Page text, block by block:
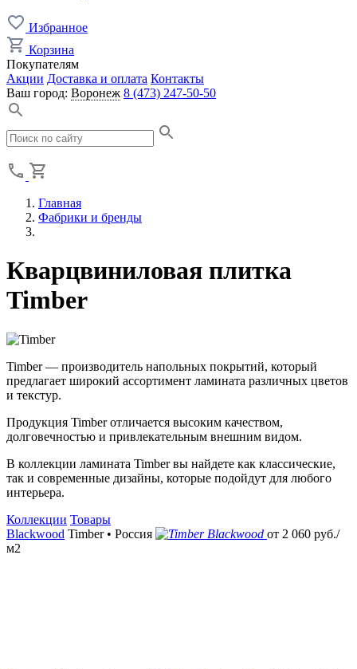
Избранное
Корзина
Покупателям
Акции Доставка и оплата Контакты
Ваш город: Воронеж 8 (473) 247-50-50
Главная
Фабрики и бренды
Кварцвиниловая плитка
Timber
Timber — производитель напольных покрытий, который
предлагает широкий ассортимент ламината различных цветов
и текстур.
Продукция Timber отличается высоким качеством,
долговечностью и привлекательным внешним видом.
В коллекции ламината Timber вы найдете как классические,
так и современные дизайны, которые подойдут для любого
интерьера.
Коллекции Товары
Blackwood Timber • Россия от 2 060 руб./
м2